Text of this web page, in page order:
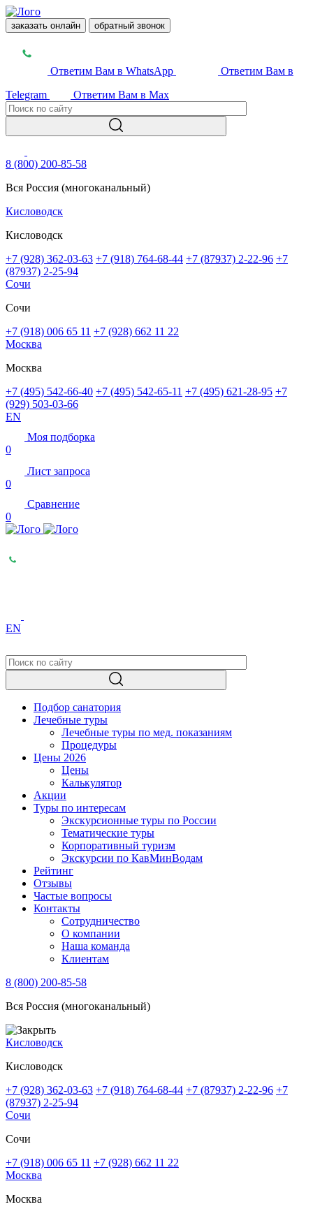
заказать онлайн обратный звонок
Ответим Вам в WhatsApp
Ответим Вам в
Telegram
Ответим Вам в Max
8 (800) 200-85-58
Вся Россия (многоканальный)
Кисловодск
Кисловодск
+7 (928) 362-03-63 +7 (918) 764-68-44 +7 (87937) 2-22-96 +7
(87937) 2-25-94
Сочи
Сочи
+7 (918) 006 65 11 +7 (928) 662 11 22
Москва
Москва
+7 (495) 542-66-40 +7 (495) 542-65-11 +7 (495) 621-28-95 +7
(929) 503-03-66
EN
Моя подборка
0
Лист запроса
0
Сравнение
0
EN
Подбор санатория
Лечебные туры
Лечебные туры по мед. показаниям
Процедуры
Цены 2026
Цены
Калькулятор
Акции
Туры по интересам
Экскурсионные туры по России
Тематические туры
Корпоративный туризм
Экскурсии по КавМинВодам
Рейтинг
Отзывы
Частые вопросы
Контакты
Сотрудничество
О компании
Наша команда
Клиентам
8 (800) 200-85-58
Вся Россия (многоканальный)
Кисловодск
Кисловодск
+7 (928) 362-03-63 +7 (918) 764-68-44 +7 (87937) 2-22-96 +7
(87937) 2-25-94
Сочи
Сочи
+7 (918) 006 65 11 +7 (928) 662 11 22
Москва
Москва